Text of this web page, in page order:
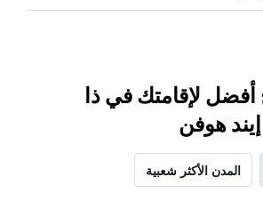
أفضل لإقامتك في ذا
هوفن
المدن الأكثر شعبية